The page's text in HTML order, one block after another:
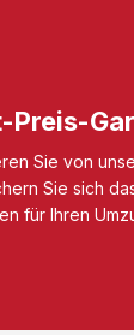
Preis-
Sie von
Sie sich
für Ihren